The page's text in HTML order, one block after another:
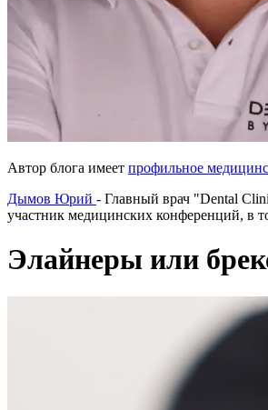
Автор блога имеет профильное
Дымов Юрий - Главный врач "Dental
участник медицинских конференций, в
Элайнеры или